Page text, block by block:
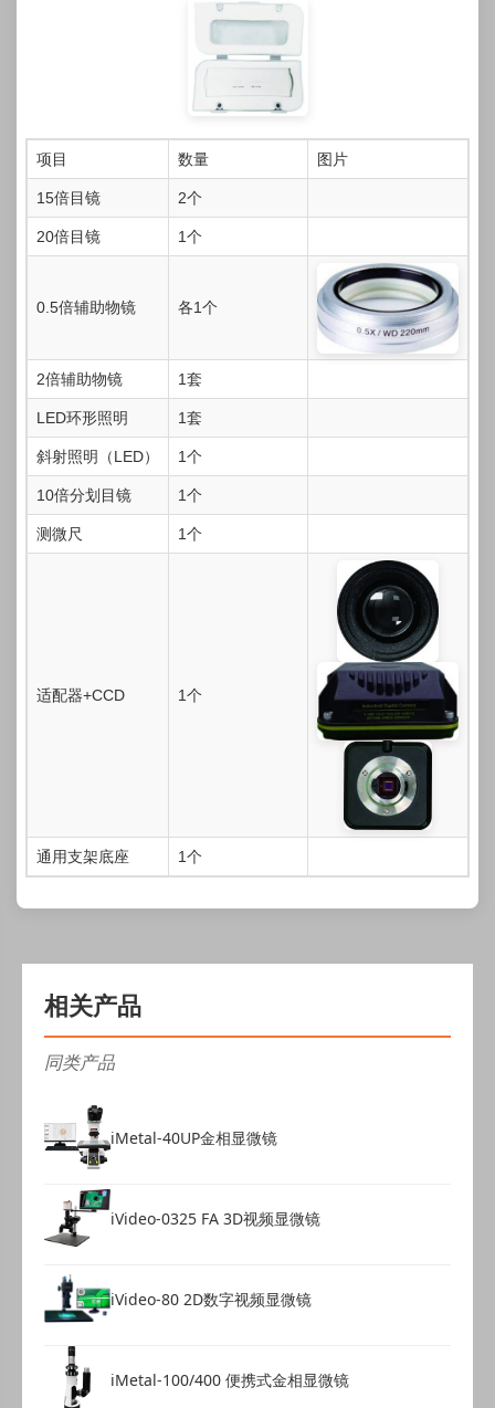
项目 数量 图片
15倍目镜 2个
20倍目镜 1个
0.5倍辅助物镜 各1个
2倍辅助物镜 1套
LED环形照明 1套
斜射照明（LED） 1个
10倍分划目镜 1个
测微尺 1个
适配器+CCD 1个
通用支架底座 1个
相关产品
同类产品
iMetal-40UP金相显微镜
iVideo-0325 FA 3D视频显微镜
iVideo-80 2D数字视频显微镜
iMetal-100/400 便携式金相显微镜